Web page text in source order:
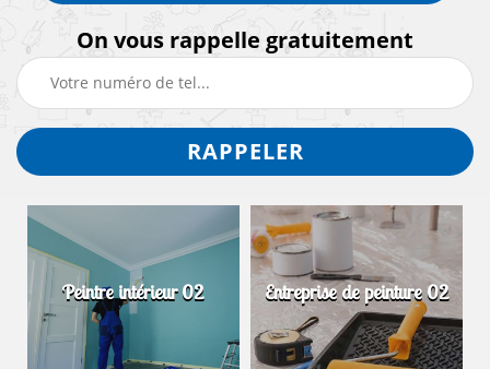
On vous rappelle gratuitement
Peintre intérieur 02 Entreprise de peinture 02